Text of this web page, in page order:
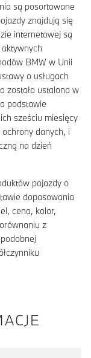
są posortowane
znajdują się
internetowej są
BMW w Unii
o usługach
została ustalona w
podstawie
sześciu miesięcy
danych, i
na dzień
pojazdy o
dopasowania
cena, kolor,
z